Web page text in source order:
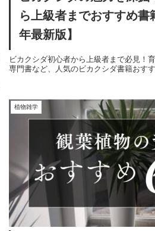
ら上級者までおすすめ書
年最新版】
ビカクシダ初心者から上級者まで必見！
専門書など、人気のビカクシダ書籍おす
植物雑学